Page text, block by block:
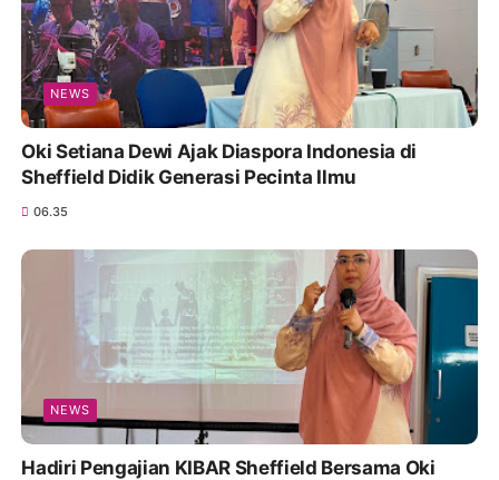
NEWS
Oki Setiana Dewi Ajak Diaspora Indonesia di
Sheffield Didik Generasi Pecinta Ilmu
06.35
NEWS
Hadiri Pengajian KIBAR Sheffield Bersama Oki